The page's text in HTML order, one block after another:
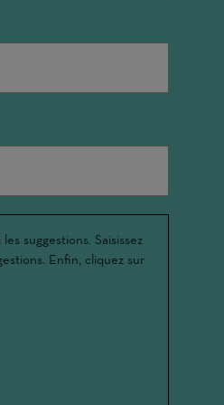
suggestions. Saisissez
Enfin, cliquez sur